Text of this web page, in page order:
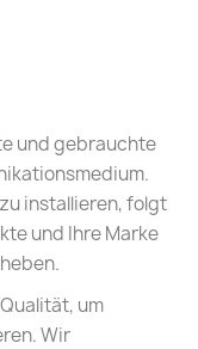
und gebrauchte
installieren, folgt
und Ihre Marke
um
Wir